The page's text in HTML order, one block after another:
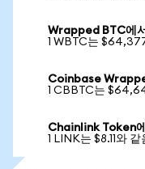
Wrapped BTC에
1 WBTC는
Coinbase
1 CBBTC는
Chainlink Token
1 LINK는 $8.11와 같